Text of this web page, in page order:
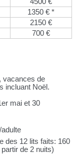
1350 € *
2150 €
700 €
vacances de
incluant Noël.
mai et 30
adulte
des 12 lits faits: 160
de 2 nuits)